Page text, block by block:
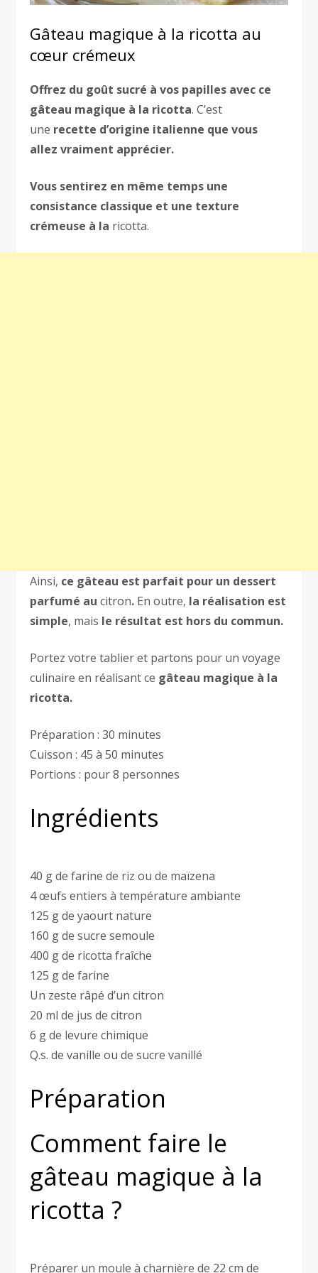
Gâteau magique à la ricotta au
cœur crémeux
Offrez du goût sucré à vos papilles avec ce
gâteau magique à la ricotta. C’est
une recette d’origine italienne que vous
allez vraiment apprécier.
Vous sentirez en même temps une
consistance classique et une texture
crémeuse à la ricotta.
Ainsi, ce gâteau est parfait pour un dessert
parfumé aucitron. En outre, la réalisation est
simple, mais le résultat est hors du commun.
Portez votre tablier et partons pour un voyage
culinaire en réalisant ce gâteau magique à la
ricotta.
Préparation : 30 minutes
Cuisson : 45 à 50 minutes
Portions : pour 8 personnes
Ingrédients
40 g de farine de riz ou de maïzena
4 œufs entiers à température ambiante
125 g de yaourt nature
160 g de sucre semoule
400 g de ricotta fraîche
125 g de farine
Un zeste râpé d’un citron
20 ml de jus de citron
6 g de levure chimique
Q.s. de vanille ou de sucre vanillé
Préparation
Comment faire le
gâteau magique à la
ricotta ?
Préparer un moule à charnière de 22 cm de